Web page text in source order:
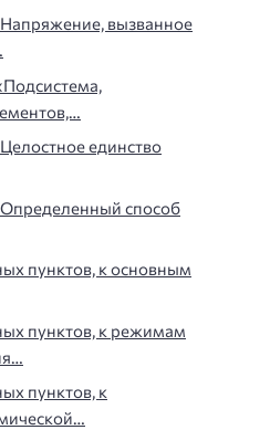
вызванное
единство
способ
пунктов, к основным
пунктов, к режимам
пунктов, к